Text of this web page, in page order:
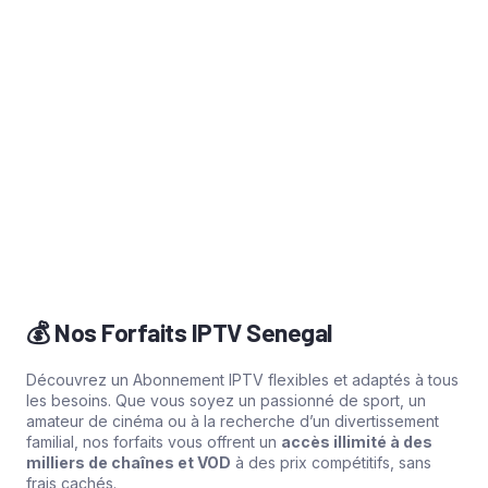
💰 Nos Forfaits IPTV Senegal
Découvrez un Abonnement IPTV flexibles et adaptés à tous
les besoins. Que vous soyez un passionné de sport, un
amateur de cinéma ou à la recherche d’un divertissement
familial, nos forfaits vous offrent un accès illimité à des
milliers de chaînes et VOD à des prix compétitifs, sans
frais cachés.